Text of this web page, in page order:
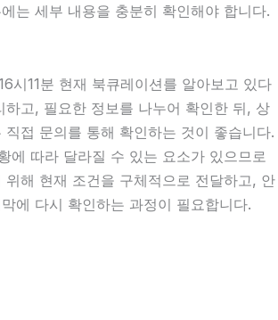
는 세부 내용을 충분히 확인해야 합니다.
시11분 현재 북큐레이션를 알아보고 있다
하고, 필요한 정보를 나누어 확인한 뒤, 상
직접 문의를 통해 확인하는 것이 좋습니다.
에 따라 달라질 수 있는 요소가 있으므로
위해 현재 조건을 구체적으로 전달하고, 안
에 다시 확인하는 과정이 필요합니다.